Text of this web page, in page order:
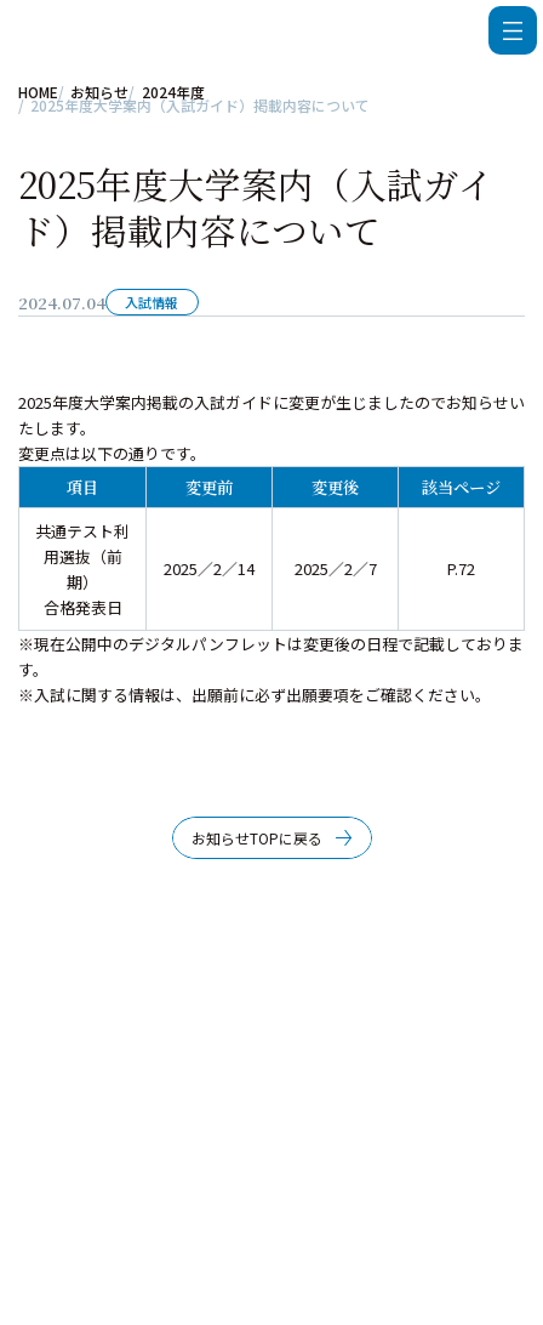
HOME お知らせ 2024年度
2025年度大学案内（入試ガイド）掲載内容について
2025年度大学案内（入試ガイ
ド）掲載内容について
2024.07.04 入試情報
2025年度大学案内掲載の入試ガイドに変更が生じましたのでお知らせい
たします。
変更点は以下の通りです。
項目
変更前 変更後
該当ページ
共通テスト利
用選抜（前
期）
合格発表日
2025／2／14 2025／2／7 P.72
※現在公開中のデジタルパンフレットは変更後の日程で記載しておりま
す。
※入試に関する情報は、出願前に必ず出願要項をご確認ください。
お知らせTOPに戻る